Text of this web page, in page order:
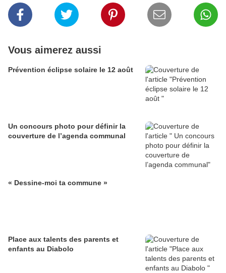
Vous aimerez aussi
Prévention éclipse solaire le 12 août
Un concours photo pour définir la
couverture de l’agenda communal
« Dessine-moi ta commune »
Place aux talents des parents et
enfants au Diabolo